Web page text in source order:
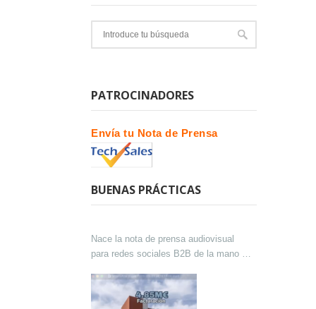
PATROCINADORES
Envía tu Nota de Prensa
BUENAS PRÁCTICAS
Nace la nota de prensa audiovisual
para redes sociales B2B de la mano de